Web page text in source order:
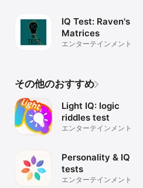
IQ Test: Raven's
Matrices
エンターテインメント
その他のおすすめ
Light IQ: logic
riddles test
エンターテインメント
Personality & IQ
tests
エンターテインメント